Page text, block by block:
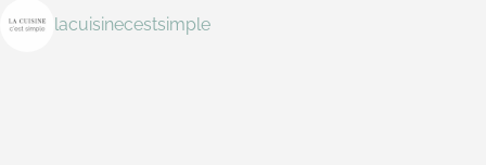
lacuisinecestsimple